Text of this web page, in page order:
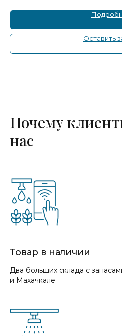
Оставить
Почему
нас
Товар в наличии
Два больших склада с
и Махачкале